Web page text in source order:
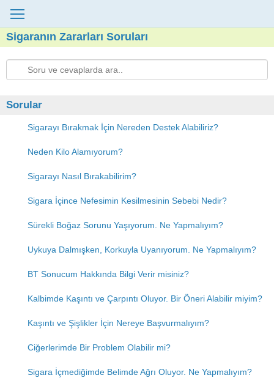
Sigaranın Zararları Soruları
Sorular
Sigarayı Bırakmak İçin Nereden Destek Alabiliriz?
Neden Kilo Alamıyorum?
Sigarayı Nasıl Bırakabilirim?
Sigara İçince Nefesimin Kesilmesinin Sebebi Nedir?
Sürekli Boğaz Sorunu Yaşıyorum. Ne Yapmalıyım?
Uykuya Dalmışken, Korkuyla Uyanıyorum. Ne Yapmalıyım?
BT Sonucum Hakkında Bilgi Verir misiniz?
Kalbimde Kaşıntı ve Çarpıntı Oluyor. Bir Öneri Alabilir miyim?
Kaşıntı ve Şişlikler İçin Nereye Başvurmalıyım?
Ciğerlerimde Bir Problem Olabilir mi?
Sigara İçmediğimde Belimde Ağrı Oluyor. Ne Yapmalıyım?